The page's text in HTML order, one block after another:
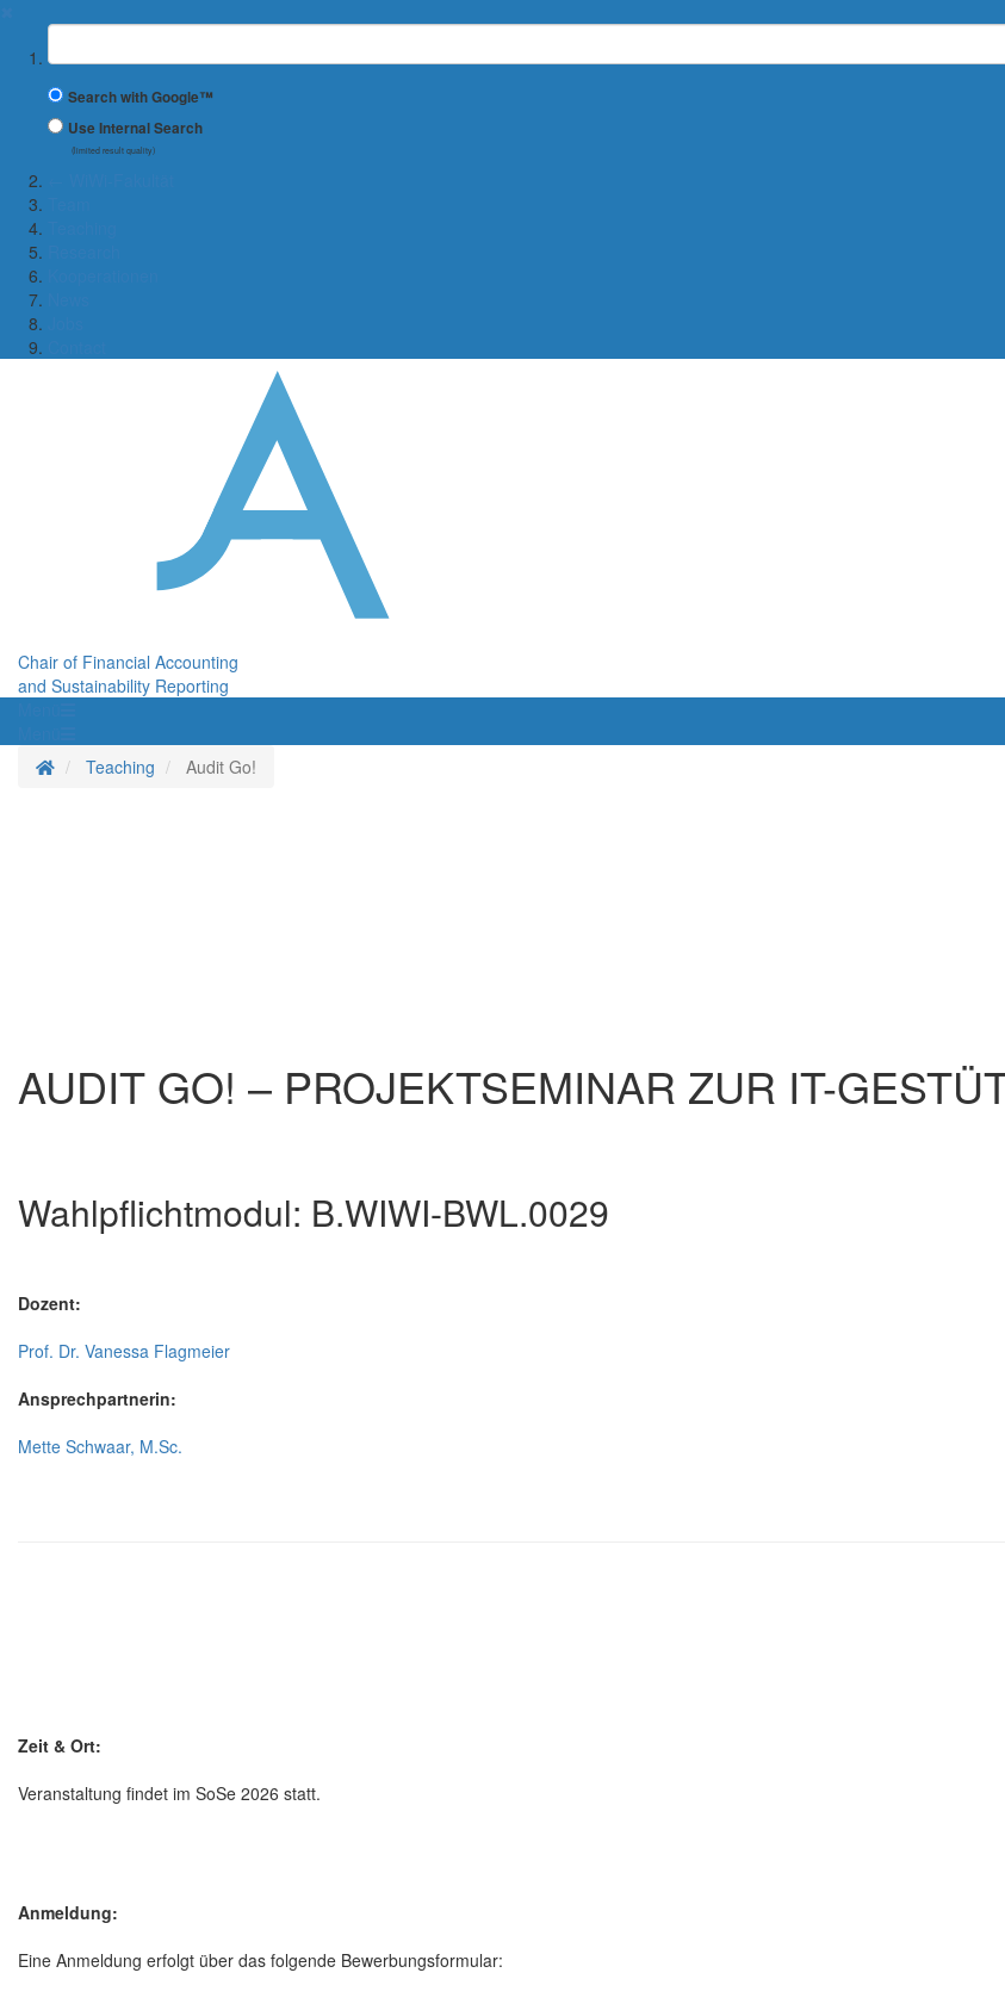
Suchbegriff
Search with Google™
Use Internal Search
(limited result quality)
Chair of Financial Accounting
and Sustainability Reporting
Homepage
Teaching Audit Go!
AUDIT GO! – PROJEKTSEMINAR ZUR IT-
Wahlpflichtmodul: B.WIWI-BWL.0029
Dozent:
Prof. Dr. Vanessa Flagmeier
Ansprechpartnerin:
Mette Schwaar, M.Sc.
Zeit & Ort:
Veranstaltung findet im SoSe 2026 statt.
Anmeldung:
Eine Anmeldung erfolgt über das folgende Bewerbungsformular: